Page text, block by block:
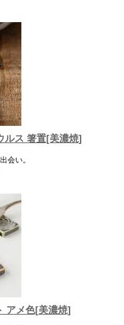
ルス 箸置[美濃焼]
会い。
アメ色[美濃焼]